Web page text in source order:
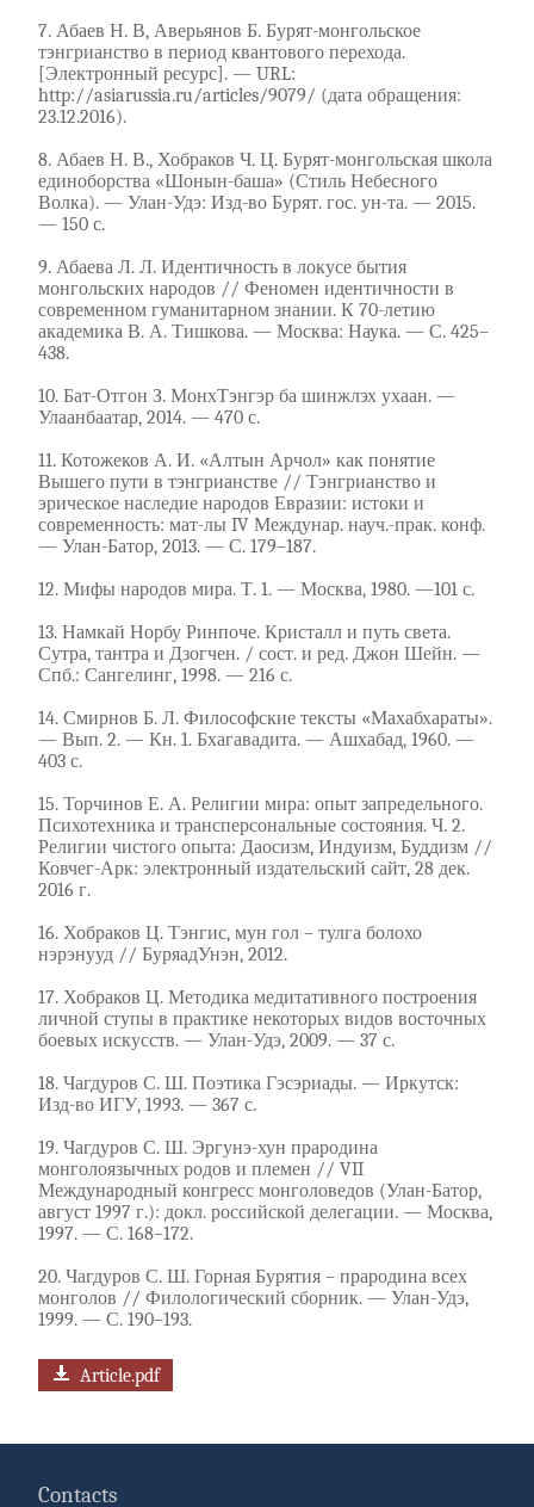
7. Абаев Н. В, Аверьянов Б. Бурят-монгольское
тэнгрианство в период квантового перехода.
[Электронный ресурс]. — URL:
http://asiarussia.ru/articles/9079/ (дата обращения:
23.12.2016).
8. Абаев Н. В., Хобраков Ч. Ц. Бурят-монгольская школа
единоборства «Шонын-баша» (Стиль Небесного
Волка). — Улан-Удэ: Изд-во Бурят. гос. ун-та. — 2015.
— 150 с.
9. Абаева Л. Л. Идентичность в локусе бытия
монгольских народов // Феномен идентичности в
современном гуманитарном знании. К 70-летию
академика В. А. Тишкова. — Москва: Наука. — С. 425–
438.
10. Бат-Отгон З. МонхТэнгэр ба шинжлэх ухаан. —
Улаанбаатар, 2014. — 470 с.
11. Котожеков А. И. «Алтын Арчол» как понятие
Вышего пути в тэнгрианстве // Тэнгрианство и
эрическое наследие народов Евразии: истоки и
современность: мат-лы IV Междунар. науч.-прак. конф.
— Улан-Батор, 2013. — С. 179–187.
12. Мифы народов мира. Т. 1. — Москва, 1980. —101 с.
13. Намкай Норбу Ринпоче. Кристалл и путь света.
Сутра, тантра и Дзогчен. / сост. и ред. Джон Шейн. —
Спб.: Сангелинг, 1998. — 216 с.
14. Смирнов Б. Л. Философские тексты «Махабхараты».
— Вып. 2. — Кн. 1. Бхагавадита. — Ашхабад, 1960. —
403 с.
15. Торчинов Е. А. Религии мира: опыт запредельного.
Психотехника и трансперсональные состояния. Ч. 2.
Религии чистого опыта: Даосизм, Индуизм, Буддизм //
Ковчег-Арк: электронный издательский сайт, 28 дек.
2016 г.
16. Хобраков Ц. Тэнгис, мун гол – тулга болохо
нэрэнууд // БуряадУнэн, 2012.
17. Хобраков Ц. Методика медитативного построения
личной ступы в практике некоторых видов восточных
боевых искусств. — Улан-Удэ, 2009. — 37 с.
18. Чагдуров С. Ш. Поэтика Гэсэриады. — Иркутск:
Изд-во ИГУ, 1993. — 367 с.
19. Чагдуров С. Ш. Эргунэ-хун прародина
монголоязычных родов и племен // VII
Международный конгресс монголоведов (Улан-Батор,
август 1997 г.): докл. российской делегации. — Москва,
1997. — С. 168–172.
20. Чагдуров С. Ш. Горная Бурятия – прародина всех
монголов // Филологический сборник. — Улан-Удэ,
1999. — С. 190–193.
Article.pdf
Contacts